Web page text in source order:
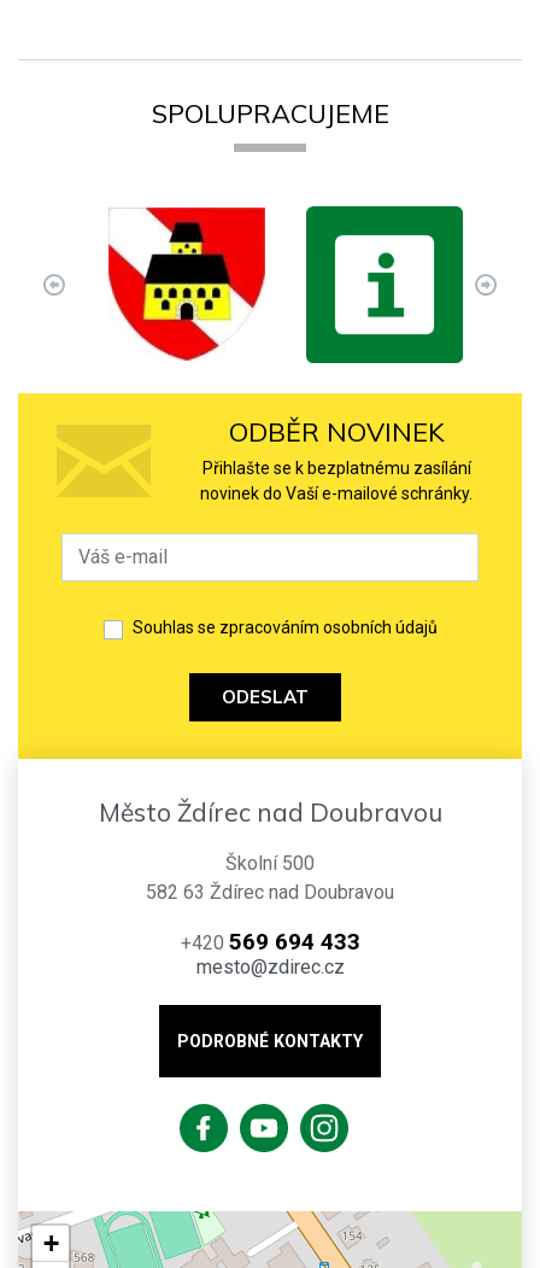
SPOLUPRACUJEME
ODBĚR NOVINEK
Přihlašte se k bezplatnému zasílání
novinek do Vaší e-mailové schránky.
Souhlas se zpracováním osobních údajů
ODESLAT
Město Ždírec nad Doubravou
Školní 500
582 63 Ždírec nad Doubravou
+420 569 694 433
mesto@zdirec.cz
PODROBNÉ KONTAKTY
+